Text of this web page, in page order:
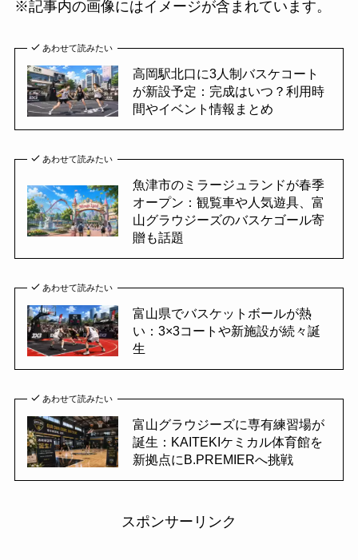
※記事内の画像にはイメージが含まれています。
あわせて読みたい
高岡駅北口に3人制バスケコート
が新設予定：完成はいつ？利用時
間やイベント情報まとめ
あわせて読みたい
魚津市のミラージュランドが春季
オープン：観覧車や人気遊具、富
山グラウジーズのバスケゴール寄
贈も話題
あわせて読みたい
富山県でバスケットボールが熱
い：3×3コートや新施設が続々誕
生
あわせて読みたい
富山グラウジーズに専有練習場が
誕生：KAITEKIケミカル体育館を
新拠点にB.PREMIERへ挑戦
スポンサーリンク